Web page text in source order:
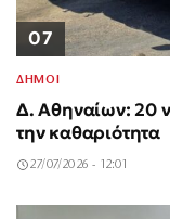
07
ΔΗΜΟΙ
Δ. Αθηναίων: 20
την καθαριότητα
27/07/2026 - 12:01